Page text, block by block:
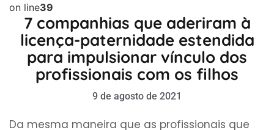
on line39
7 companhias que aderiram à
licença-paternidade estendida
para impulsionar vínculo dos
profissionais com os filhos
9 de agosto de 2021
Da mesma maneira que as profissionais que